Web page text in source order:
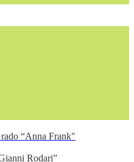
“Anna Frank"
Rodari”